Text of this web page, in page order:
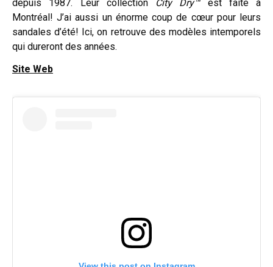
depuis 1987. Leur collection
City Dry™est faite à
Montréal! J’ai aussi un énorme coup de cœur pour leurs
sandales d’été! Ici, on retrouve des modèles intemporels
qui dureront des années.
Site Web